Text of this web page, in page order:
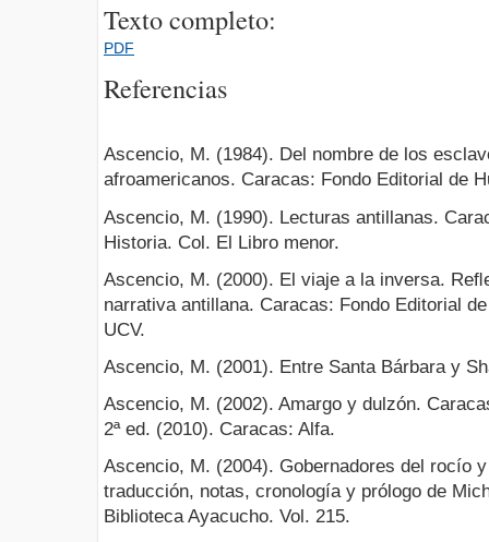
Texto completo:
PDF
Referencias
Ascencio, M. (1984). Del nombre de los
afroamericanos. Caracas: Fondo Editorial de
Ascencio, M. (1990). Lecturas antillanas.
Historia. Col. El Libro menor.
Ascencio, M. (2000). El viaje a la inversa.
narrativa antillana. Caracas: Fondo Editorial
UCV.
Ascencio, M. (2001). Entre Santa Bárbara y
Ascencio, M. (2002). Amargo y dulzón.
2ª ed. (2010). Caracas: Alfa.
Ascencio, M. (2004). Gobernadores del rocío
traducción, notas, cronología y prólogo de
Biblioteca Ayacucho. Vol. 215.